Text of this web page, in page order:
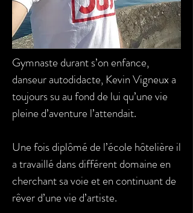
Gymnaste durant s’on enfance,
danseur autodidacte, Kevin Vigneux a
toujours su au fond de lui qu’une vie
pleine d’aventure l’attendait.
Une fois diplômé de l’école hôtelière il
a travaillé dans différent domaine en
cherchant sa voie et en continuant de
rêver d’une vie d’artiste.